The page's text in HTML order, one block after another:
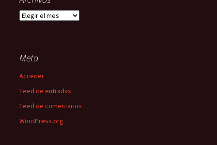
Archivos
Meta
Acceder
Feed de entradas
Feed de comentarios
WordPress.org